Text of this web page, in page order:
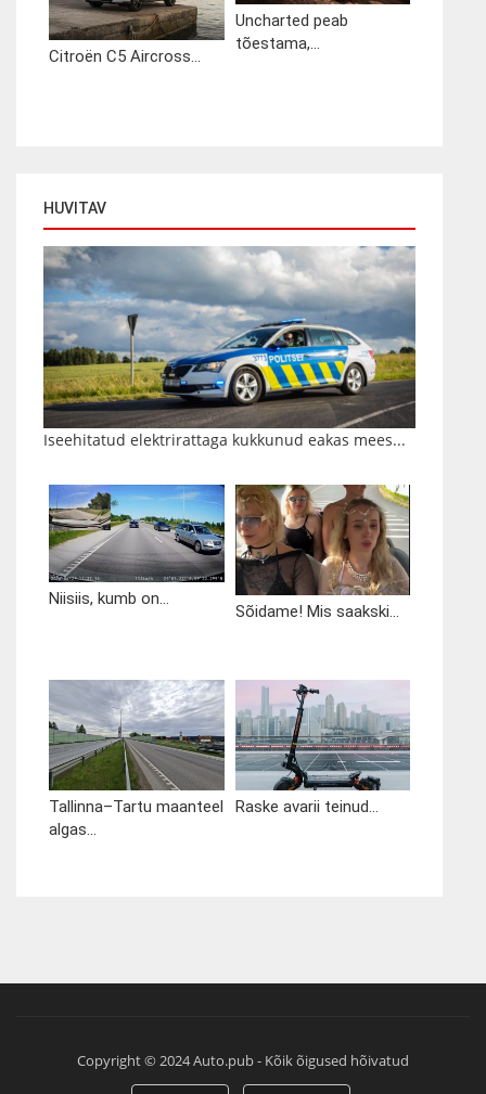
Citroën C5 Aircross...
Uncharted peab
tõestama,...
HUVITAV
Iseehitatud elektrirattaga kukkunud eakas mees...
Niisiis, kumb on...
Sõidame! Mis saakski...
Tallinna–Tartu maanteel
algas...
Raske avarii teinud...
Copyright © 2024 Auto.pub - Kõik õigused hõivatud